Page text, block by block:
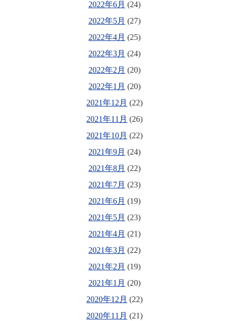
2022年6月 (24)
2022年5月 (27)
2022年4月 (25)
2022年3月 (24)
2022年2月 (20)
2022年1月 (20)
2021年12月 (22)
2021年11月 (26)
2021年10月 (22)
2021年9月 (24)
2021年8月 (22)
2021年7月 (23)
2021年6月 (19)
2021年5月 (23)
2021年4月 (21)
2021年3月 (22)
2021年2月 (19)
2021年1月 (20)
2020年12月 (22)
2020年11月 (21)